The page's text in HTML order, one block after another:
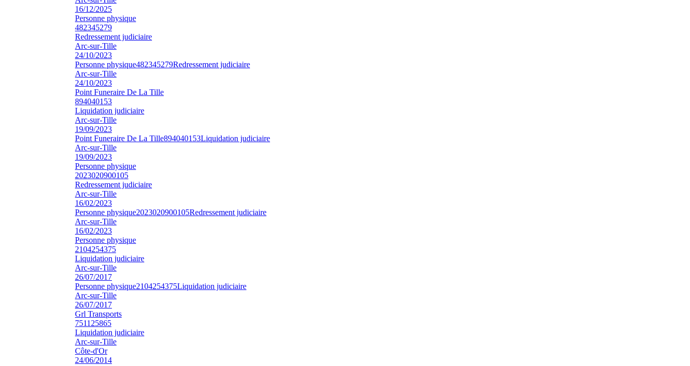
16/12/2025
Personne physique
482345279
Redressement judiciaire
Arc-sur-Tille
24/10/2023
Personne physique482345279Redressement judiciaire
Arc-sur-Tille
24/10/2023
Point Funeraire De La Tille
894040153
Liquidation judiciaire
Arc-sur-Tille
19/09/2023
Point Funeraire De La Tille894040153Liquidation judiciaire
Arc-sur-Tille
19/09/2023
Personne physique
2023020900105
Redressement judiciaire
Arc-sur-Tille
16/02/2023
Personne physique2023020900105Redressement judiciaire
Arc-sur-Tille
16/02/2023
Personne physique
2104254375
Liquidation judiciaire
Arc-sur-Tille
26/07/2017
Personne physique2104254375Liquidation judiciaire
Arc-sur-Tille
26/07/2017
Grl Transports
751125865
Liquidation judiciaire
Arc-sur-Tille
Côte-d'Or
24/06/2014